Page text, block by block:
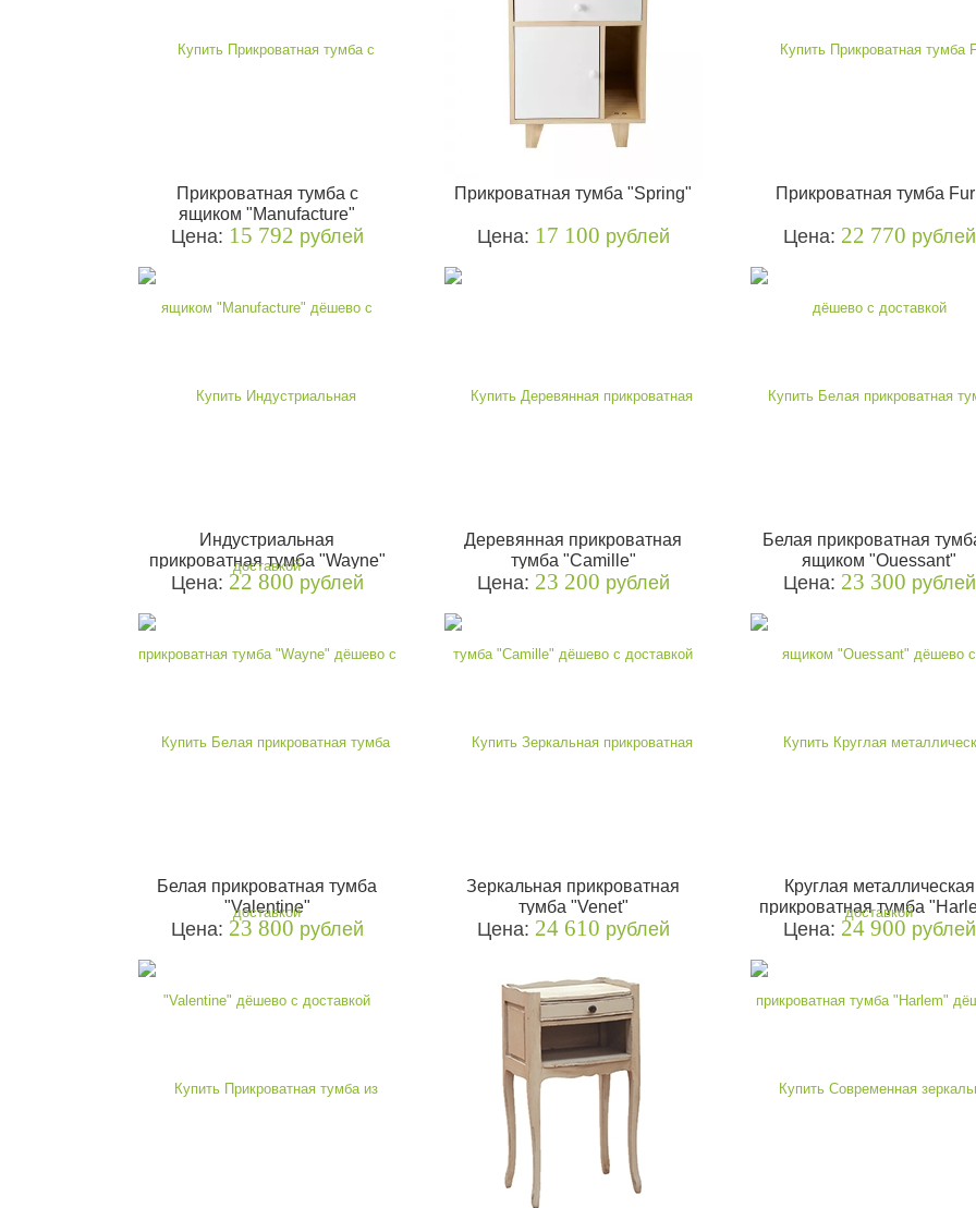
Прикроватная тумба с
ящиком "Manufacture"
Цена: 15 792 рублей
Прикроватная тумба "Spring"
Цена: 17 100 рублей
Прикроватная тумба
Цена: 22 770 рублей
Индустриальная
прикроватная тумба "Wayne"
Цена: 22 800 рублей
Деревянная прикроватная
тумба "Camille"
Цена: 23 200 рублей
Белая прикроватная
ящиком "Ouessant"
Цена: 23 300 рублей
Белая прикроватная тумба
"Valentine"
Цена: 23 800 рублей
Зеркальная прикроватная
тумба "Venet"
Цена: 24 610 рублей
Круглая металлическая
прикроватная тумба
Цена: 24 900 рублей